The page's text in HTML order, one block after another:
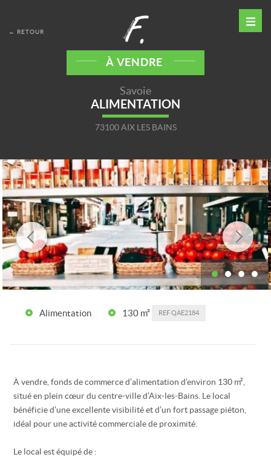
← RETOUR
À VENDRE
Savoie
ALIMENTATION
73100 AIX LES BAINS
Alimentation 130 m² REFQAE2184
À vendre, fonds de commerce d’alimentation d’environ 130 m²,
situé en plein cœur du centre-ville d’Aix-les-Bains. Le local
bénéficie d’une excellente visibilité et d’un fort passage piéton,
idéal pour une activité commerciale de proximité.
Le local est équipé de :